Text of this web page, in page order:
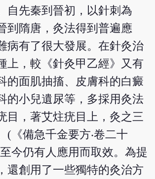
自先秦到晉初，以針刺為
到隋唐，灸法得到普遍應
病有了很大發展。在針灸治
上，較《針灸甲乙經》又有
的面肌抽搐、皮膚科的白癜
的小兒遺尿等，多採用灸法
目，著艾炷疣目上，灸之三
(《備急千金要方‧卷二十
今仍有人應用而取效。為提
還創用了一些獨特的灸治方